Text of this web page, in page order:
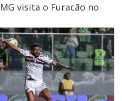
visita o Furacão no